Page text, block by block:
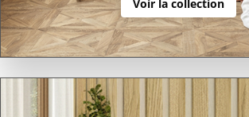
Voir la collection